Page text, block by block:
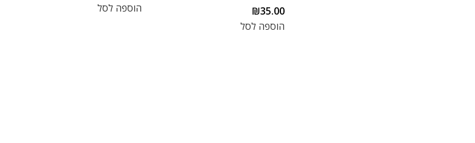
₪35.00
הוספה לסל
הוספה לסל